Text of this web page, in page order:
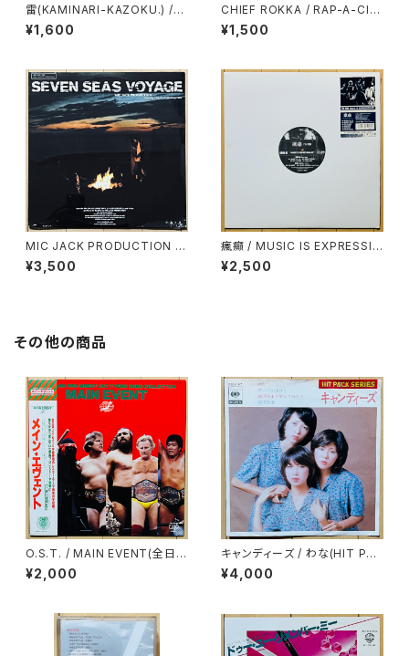
雷(KAMINARI-KAZOKU.) /
雷電
¥1,600
CHIEF ROKKA / RAP-A-CIT
Y EP
¥1,500
MIC JACK PRODUCTION /
SEVEN SEAS VOYAGE
¥3,500
瘋癲 / MUSIC IS EXPRESSIO
N EP
¥2,500
その他の商品
O.S.T. / MAIN EVENT(全日本
プロレス・テーマ・ソング・コレク
ション)
¥2,000
キャンディーズ / わな(HIT PAC
K SERIES)
¥4,000